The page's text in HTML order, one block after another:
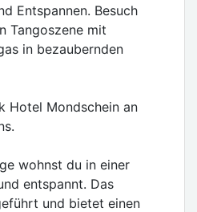
Entspannen. Besuch
Tangoszene mit
in bezaubernden
Hotel Mondschein an
wohnst du in einer
entspannt. Das
und bietet einen